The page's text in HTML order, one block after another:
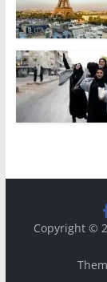
Copyright ©